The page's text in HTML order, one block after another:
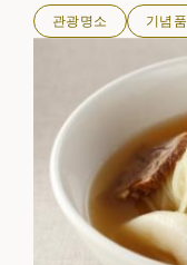
관광명소 기념품